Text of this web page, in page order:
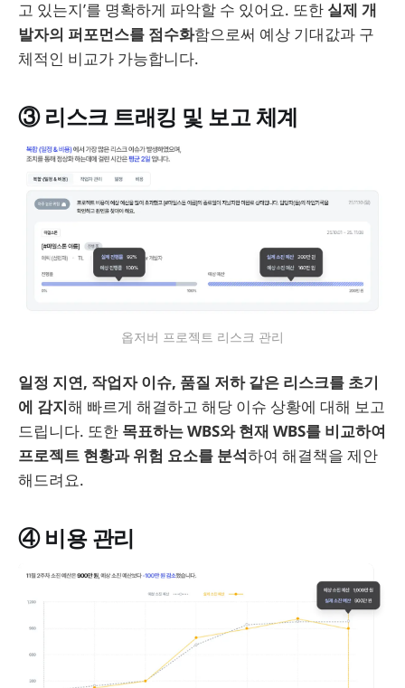
고 있는지’를 명확하게 파악할 수 있어요. 또한 실제 개
발자의 퍼포먼스를 점수화함으로써 예상 기대값과 구
체적인 비교가 가능합니다.
③ 리스크 트래킹 및 보고 체계
옵저버 프로젝트 리스크 관리
일정 지연, 작업자 이슈, 품질 저하 같은 리스크를 초기
에 감지해 빠르게 해결하고 해당 이슈 상황에 대해 보고
드립니다. 또한 목표하는 WBS와 현재 WBS를 비교하여
프로젝트 현황과 위험 요소를 분석하여 해결책을 제안
해드려요.
④ 비용 관리